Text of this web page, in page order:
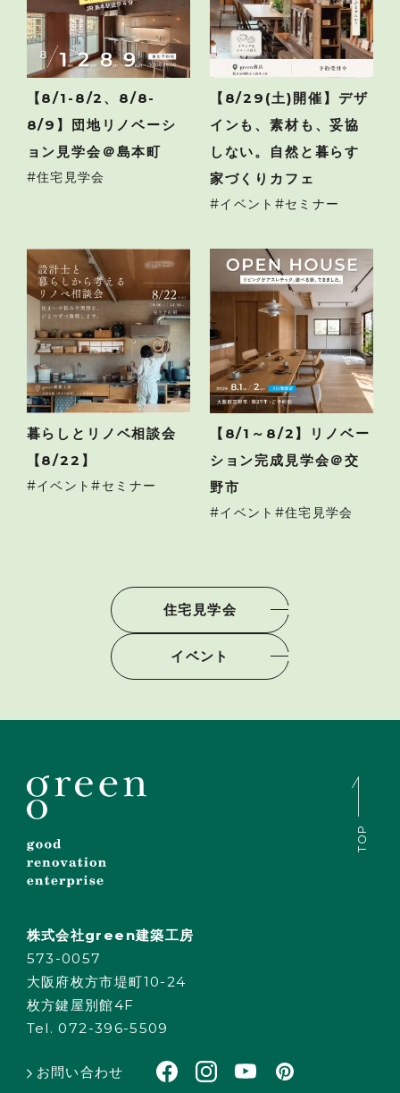
【8/1-8/2、8/8-
8/9】団地リノベーシ
ョン見学会＠島本町
住宅見学会
【8/29(土)開催】デザ
インも、素材も、妥協
しない。自然と暮らす
家づくりカフェ
イベント セミナー
暮らしとリノベ相談会
【8/22】
イベント セミナー
【8/1～8/2】リノベー
ション完成見学会＠交
野市
イベント 住宅見学会
住宅見学会
イベント
株式会社green建築工房
573-0057
大阪府枚方市堤町10-24
枚方鍵屋別館4F
Tel. 072-396-5509
お問い合わせ
TOP